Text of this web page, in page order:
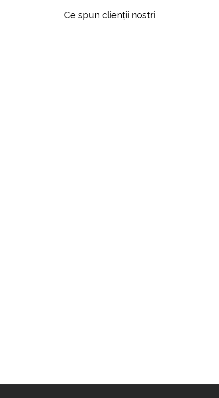
Ce spun clienții nostri